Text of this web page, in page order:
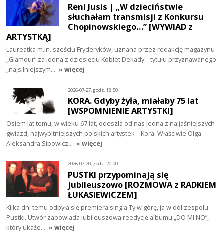
Reni Jusis | „W dzieciństwie
słuchałam transmisji z Konkursu
Chopinowskiego…” [WYWIAD z
ARTYSTKĄ]
Laureatka m.in. sześciu Fryderyków, uznana przez redakcję magazynu
„Glamour” za jedną z dziesięciu Kobiet Dekady – tytułu przyznawanego
„najsilniejszym… » więcej
2026-07-27, godz. 18:50
KORA. Gdyby żyła, miałaby 75 lat
[WSPOMNIENIE ARTYSTKI]
Osiem lat temu, w wieku 67 lat, odeszła od nas jedna z najjaśniejszych
gwiazd, najwybitniejszych polskich artystek – Kora. Właściwie Olga
Aleksandra Sipowicz… » więcej
2026-07-20, godz. 20:00
PUSTKI przypominają się
jubileuszowo [ROZMOWA z RADKIEM
ŁUKASIEWICZEM]
Kilka dni temu odbyła się premiera singla Ty w górę, ja w dół zespołu
Pustki. Utwór zapowiada jubileuszową reedycję albumu „DO MI NO”,
który ukaże… » więcej